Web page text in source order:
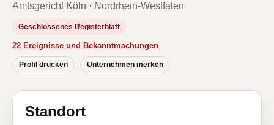
Amtsgericht Köln · Nordrhein-Westfalen
Geschlossenes Registerblatt
22 Ereignisse und Bekanntmachungen
Profil drucken Unternehmen merken
Standort